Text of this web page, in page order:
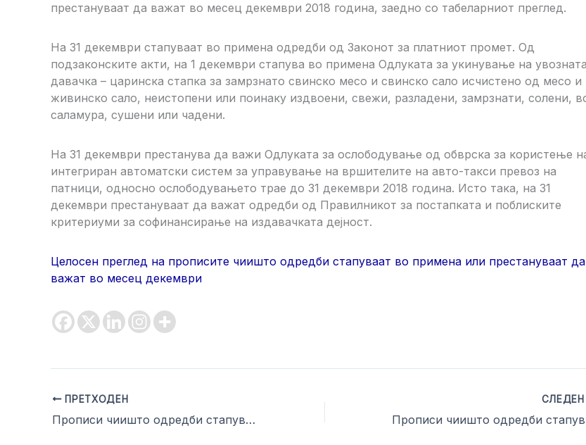
престануваат да важат во месец декември 2018 година, заедно со табеларниот преглед.
На 31 декември стапуваат во примена одредби од Законот за платниот промет. Од
подзаконските акти, на 1 декември стапува во примена Одлуката за укинување на увозната
давачка – царинска стапка за замрзнато свинско месо и свинско сало исчистено од месо и
живинско сало, неистопени или поинаку издвоени, свежи, разладени, замрзнати, солени,
саламура, сушени или чадени.
На 31 декември престанува да важи Одлуката за ослободување од обврска за користење
интегриран автоматски систем за управување на вршителите на авто-такси превоз на
патници, односно ослободувањето трае до 31 декември 2018 година. Исто така, на 31
декември престануваат да важат одредби од Правилникот за постапката и поблиските
критериуми за софинансирање на издавачката дејност.
Целосен преглед на прописите чиишто одредби стапуваат во примена или престануваат да
важат во месец декември
ПРЕТХОДЕН
Прописи чиишто одредби стапуваат во примена или престануваат да важат во месец ноември 2018 година
СЛЕДЕН